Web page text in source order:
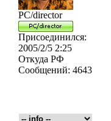
PC/director
Присоединился:
2005/2/5 2:25
Откуда РФ
Сообщений: 4643